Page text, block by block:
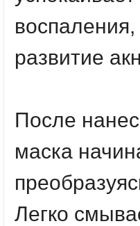
развитие
После
маска
Легко